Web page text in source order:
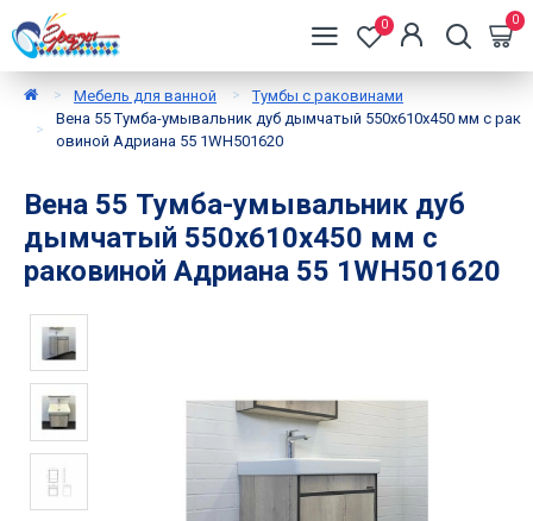
0 0
Мебель для ванной
Тумбы с раковинами
Вена 55 Тумба-умывальник дуб дымчатый 550х610х450 мм с рак
овиной Адриана 55 1WH501620
Вена 55 Тумба-умывальник дуб
дымчатый 550х610х450 мм с
раковиной Адриана 55 1WH501620